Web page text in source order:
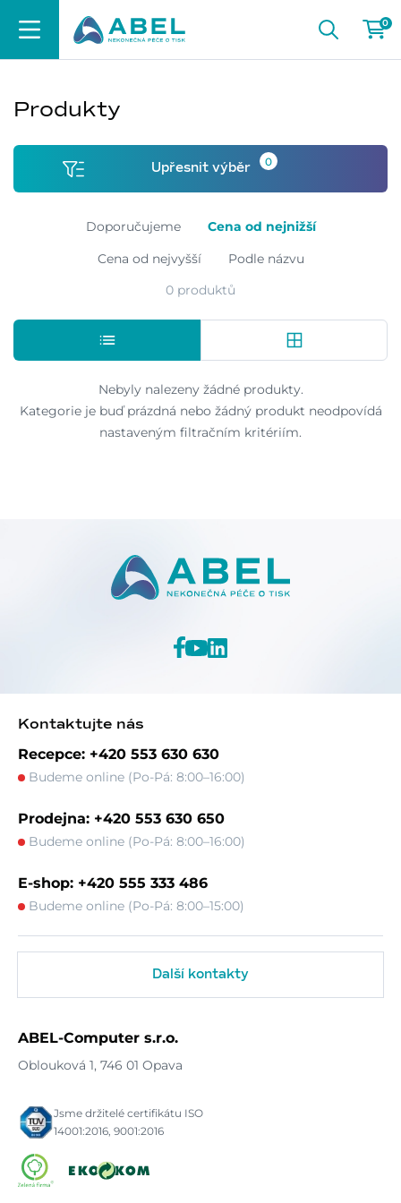
0
Produkty
Upřesnit výběr 0
Doporučujeme
Cena od nejnižší
Cena od nejvyšší
Podle názvu
0 produktů
Nebyly nalezeny žádné produkty.
Kategorie je buď prázdná nebo žádný produkt neodpovídá
nastaveným filtračním kritériím.
Kontaktujte nás
Recepce: +420 553 630 630
Budeme online (Po-Pá: 8:00–16:00)
Prodejna: +420 553 630 650
Budeme online (Po-Pá: 8:00–16:00)
E-shop: +420 555 333 486
Budeme online (Po-Pá: 8:00–15:00)
Další kontakty
ABEL-Computer s.r.o.
Oblouková 1, 746 01 Opava
Jsme držitelé certifikátu ISO
14001:2016, 9001:2016